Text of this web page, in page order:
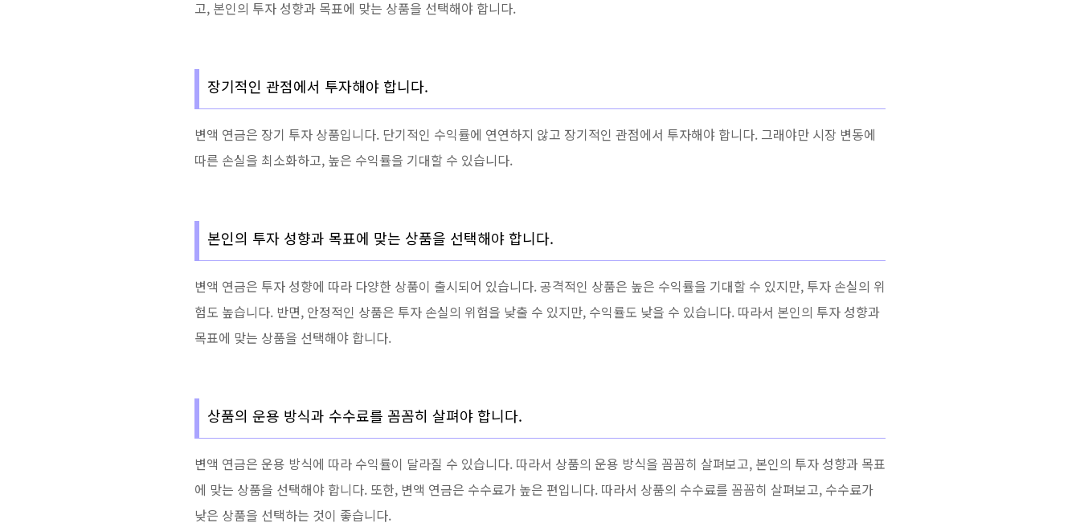
고, 본인의 투자 성향과 목표에 맞는 상품을 선택해야 합니다.
장기적인 관점에서 투자해야 합니다.
변액 연금은 장기 투자 상품입니다. 단기적인 수익률에 연연하지 않고 장기적인 관점에서 투자해야 합니다. 그래야만 시장 변동에
따른 손실을 최소화하고, 높은 수익률을 기대할 수 있습니다.
본인의 투자 성향과 목표에 맞는 상품을 선택해야 합니다.
변액 연금은 투자 성향에 따라 다양한 상품이 출시되어 있습니다. 공격적인 상품은 높은 수익률을 기대할 수 있지만, 투자 손실의 위
험도 높습니다. 반면, 안정적인 상품은 투자 손실의 위험을 낮출 수 있지만, 수익률도 낮을 수 있습니다. 따라서 본인의 투자 성향과
목표에 맞는 상품을 선택해야 합니다.
상품의 운용 방식과 수수료를 꼼꼼히 살펴야 합니다.
변액 연금은 운용 방식에 따라 수익률이 달라질 수 있습니다. 따라서 상품의 운용 방식을 꼼꼼히 살펴보고, 본인의 투자 성향과 목표
에 맞는 상품을 선택해야 합니다. 또한, 변액 연금은 수수료가 높은 편입니다. 따라서 상품의 수수료를 꼼꼼히 살펴보고, 수수료가
낮은 상품을 선택하는 것이 좋습니다.